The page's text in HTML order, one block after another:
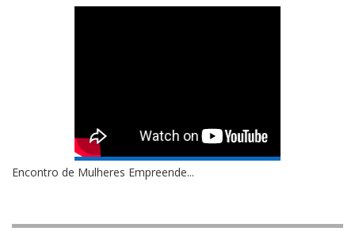
Encontro de Mulheres Empreende...